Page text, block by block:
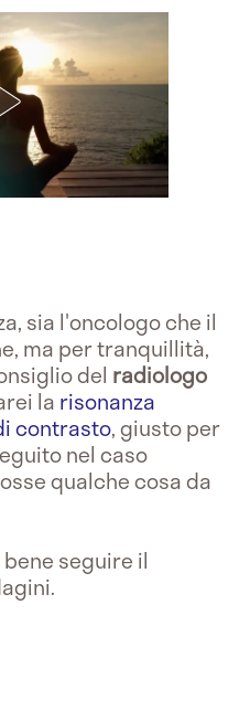
sia l'oncologo che il
ma per tranquillità,
del radiologo
la risonanza
contrasto, giusto per
nel caso
qualche cosa da
seguire il